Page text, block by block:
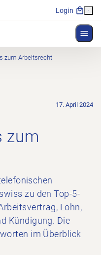
Login
zum Arbeitsrecht
17. April 2024
zum
zu den Top-5-
Lohn,
Kündigung. Die
im Überblick